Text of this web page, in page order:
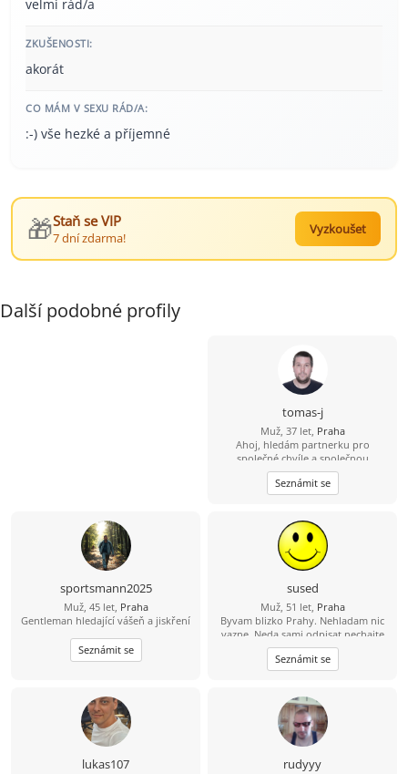
velmi rád/a
ZKUŠENOSTI:
akorát
CO MÁM V SEXU RÁD/A:
:-) vše hezké a příjemné
🎁Staň se VIP
7 dní zdarma!
Vyzkoušet
Další podobné profily
tomas-j
Muž, 37 let, Praha
Ahoj, hledám partnerku pro
společné chvíle a společnou
budoucnost. Rád bych se s někým
seznámil. Věřím, že skutečné
partnerství mezi 2 lidmi existuje. S
Seznámit se
sportsmann2025
Muž, 45 let, Praha
Gentleman hledající vášeň a jiskření
Seznámit se
sused
Muž, 51 let, Praha
Byvam blizko Prahy. Nehladam nic
vazne. Neda sami odpisat nechajte
kontakt.
Seznámit se
lukas107 rudyyy